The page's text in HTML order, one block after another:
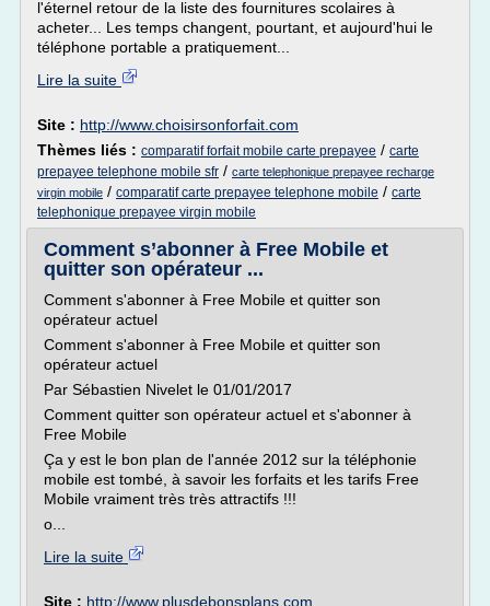
l'éternel retour de la liste des fournitures scolaires à
acheter... Les temps changent, pourtant, et aujourd'hui le
téléphone portable a pratiquement...
Lire la suite
Site : http://www.choisirsonforfait.com
Thèmes liés : comparatif forfait mobile carte prepayee / carte
prepayee telephone mobile sfr / carte telephonique prepayee recharge
virgin mobile / comparatif carte prepayee telephone mobile / carte
telephonique prepayee virgin mobile
Comment s’abonner à Free Mobile et
quitter son opérateur ...
Comment s'abonner à Free Mobile et quitter son
opérateur actuel
Comment s'abonner à Free Mobile et quitter son
opérateur actuel
Par Sébastien Nivelet le 01/01/2017
Comment quitter son opérateur actuel et s'abonner à
Free Mobile
Ça y est le bon plan de l'année 2012 sur la téléphonie
mobile est tombé, à savoir les forfaits et les tarifs Free
Mobile vraiment très très attractifs !!!
o...
Lire la suite
Site : http://www.plusdebonsplans.com